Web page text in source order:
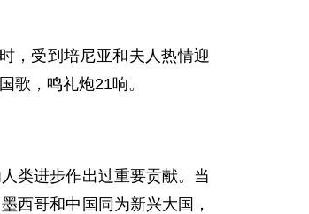
，受到培尼亚和夫人热情迎
歌，鸣礼炮21响。
类进步作出过重要贡献。当
西哥和中国同为新兴大国，